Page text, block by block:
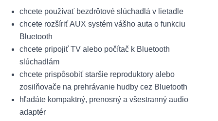
chcete používať bezdrôtové slúchadlá v lietadle
chcete rozšíriť AUX systém vášho auta o funkciu
Bluetooth
chcete pripojiť TV alebo počítač k Bluetooth
slúchadlám
chcete prispôsobiť staršie reproduktory alebo
zosilňovače na prehrávanie hudby cez Bluetooth
hľadáte kompaktný, prenosný a všestranný audio
adaptér